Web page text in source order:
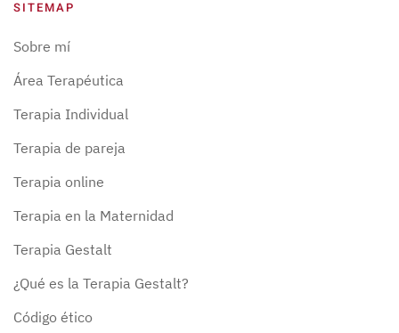
SITEMAP
Sobre mí
Área Terapéutica
Terapia Individual
Terapia de pareja
Terapia online
Terapia en la Maternidad
Terapia Gestalt
¿Qué es la Terapia Gestalt?
Código ético